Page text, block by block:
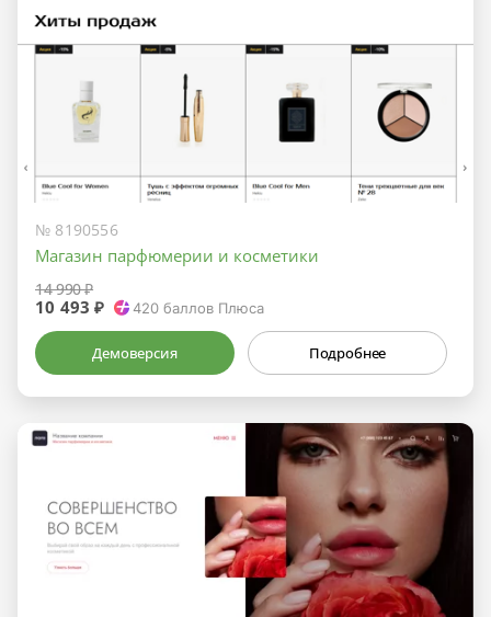
№ 8190556
Магазин парфюмерии и косметики
14 990 ₽
10 493 ₽ 420баллов Плюса
Демоверсия Подробнее